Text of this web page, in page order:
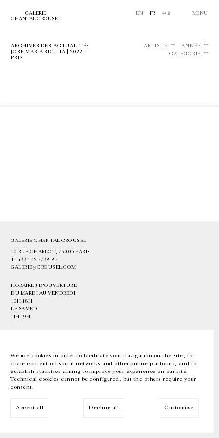
We use cookies in order to facilitate your navigation on the site, to
share content on social networks and other online platforms, and to
establish statistics aiming to improve your experience on our site.
Technical cookies cannot be configured, but the others require your
consent.
Accept all Decline all Customize
GALERIE
CHANTAL CROUSEL
EN FR 中文 MENU
ARCHIVES DES ACTUALITÉS
JOSÉ MARÍA SICILIA | 2022 |
PRIX
ARTISTE
ANNÉE
CATÉGORIE
GALERIE CHANTAL CROUSEL
10 RUE CHARLOT, 75003 PARIS
T. +33 1 42 77 38 87
GALERIE@CROUSEL.COM
HORAIRES D'OUVERTURE
DU MARDI AU VENDREDI
10H-18H
LE SAMEDI
11H-19H
EN FR 中文 Facebook Instagram
Inscrivez-vous à notre newsletter